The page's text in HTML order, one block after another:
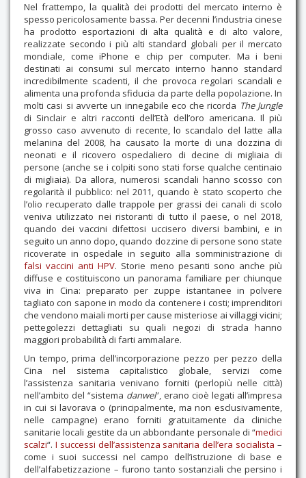
Nel frattempo, la qualità dei prodotti del mercato interno è
spesso pericolosamente bassa. Per decenni l’industria cinese
ha prodotto esportazioni di alta qualità e di alto valore,
realizzate secondo i più alti standard globali per il mercato
mondiale, come iPhone e chip per computer. Ma i beni
destinati ai consumi sul mercato interno hanno standard
incredibilmente scadenti, il che provoca regolari scandali e
alimenta una profonda sfiducia da parte della popolazione. In
molti casi si avverte un innegabile eco che ricorda The Jungle
di Sinclair e altri racconti dell’Età dell’oro americana. Il più
grosso caso avvenuto di recente, lo scandalo del latte alla
melanina del 2008, ha causato la morte di una dozzina di
neonati e il ricovero ospedaliero di decine di migliaia di
persone (anche se i colpiti sono stati forse qualche centinaio
di migliaia). Da allora, numerosi scandali hanno scosso con
regolarità il pubblico: nel 2011, quando è stato scoperto che
l’olio recuperato dalle trappole per grassi dei canali di scolo
veniva utilizzato nei ristoranti di tutto il paese, o nel 2018,
quando dei vaccini difettosi uccisero diversi bambini, e in
seguito un anno dopo, quando dozzine di persone sono state
ricoverate in ospedale in seguito alla somministrazione di
falsi vaccini anti HPV. Storie meno pesanti sono anche più
diffuse e costituiscono un panorama familiare per chiunque
viva in Cina: preparato per zuppe istantanee in polvere
tagliato con sapone in modo da contenere i costi; imprenditori
che vendono maiali morti per cause misteriose ai villaggi vicini;
pettegolezzi dettagliati su quali negozi di strada hanno
maggiori probabilità di farti ammalare.
Un tempo, prima dell’incorporazione pezzo per pezzo della
Cina nel sistema capitalistico globale, servizi come
l’assistenza sanitaria venivano forniti (perlopiù nelle città)
nell’ambito del “sistema danwei”, erano cioè legati all’impresa
in cui si lavorava o (principalmente, ma non esclusivamente,
nelle campagne) erano forniti gratuitamente da cliniche
sanitarie locali gestite da un abbondante personale di “medici
scalzi“. I successi dell’assistenza sanitaria dell’era socialista –
come i suoi successi nel campo dell’istruzione di base e
dell’alfabetizzazione – furono tanto sostanziali che persino i